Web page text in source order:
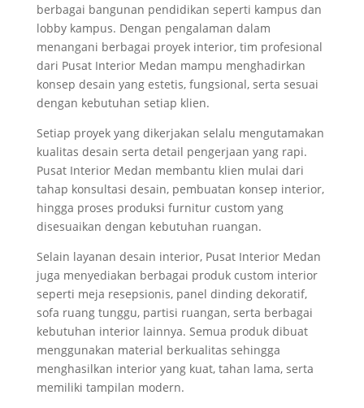
berbagai bangunan pendidikan seperti kampus dan
lobby kampus. Dengan pengalaman dalam
menangani berbagai proyek interior, tim profesional
dari Pusat Interior Medan mampu menghadirkan
konsep desain yang estetis, fungsional, serta sesuai
dengan kebutuhan setiap klien.
Setiap proyek yang dikerjakan selalu mengutamakan
kualitas desain serta detail pengerjaan yang rapi.
Pusat Interior Medan membantu klien mulai dari
tahap konsultasi desain, pembuatan konsep interior,
hingga proses produksi furnitur custom yang
disesuaikan dengan kebutuhan ruangan.
Selain layanan desain interior, Pusat Interior Medan
juga menyediakan berbagai produk custom interior
seperti meja resepsionis, panel dinding dekoratif,
sofa ruang tunggu, partisi ruangan, serta berbagai
kebutuhan interior lainnya. Semua produk dibuat
menggunakan material berkualitas sehingga
menghasilkan interior yang kuat, tahan lama, serta
memiliki tampilan modern.